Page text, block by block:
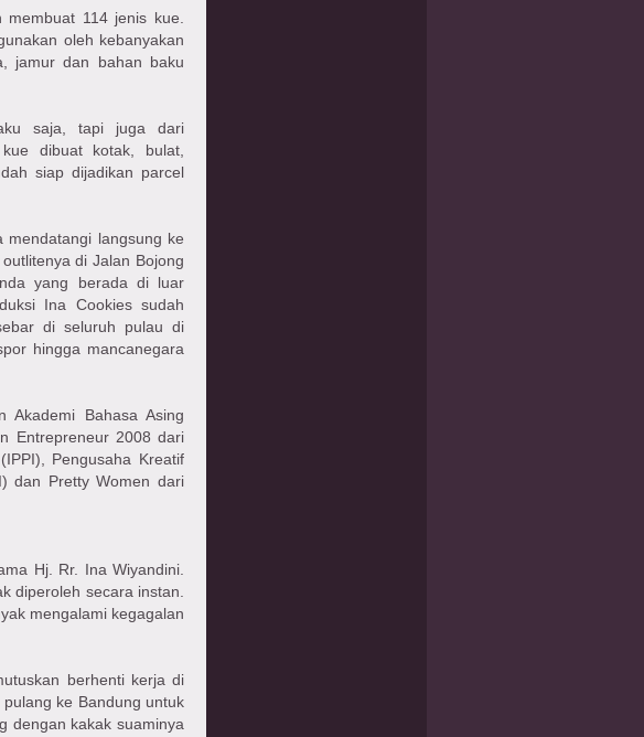
114 jenis kue.
oleh kebanyakan
jamur dan bahan baku
saja, tapi juga dari
dibuat kotak, bulat,
siap dijadikan parcel
mendatangi langsung ke
di Jalan Bojong
yang berada di luar
Ina Cookies sudah
di seluruh pulau di
hingga mancanegara
Akademi Bahasa Asing
Entrepreneur 2008 dari
Pengusaha Kreatif
dan Pretty Women dari
Hj. Rr. Ina Wiyandini.
diperoleh secara instan.
mengalami kegagalan
berhenti kerja di
ke Bandung untuk
dengan kakak suaminya